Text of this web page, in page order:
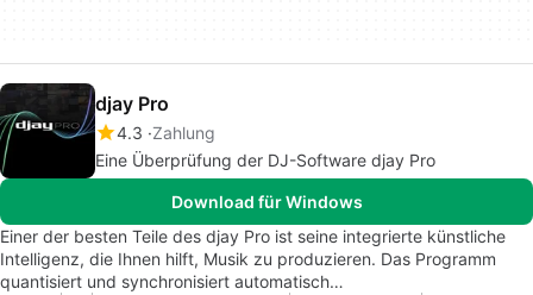
djay Pro
4.3 Zahlung
Eine Überprüfung der DJ-Software djay Pro
Download für Windows
Einer der besten Teile des djay Pro ist seine integrierte künstliche
Intelligenz, die Ihnen hilft, Musik zu produzieren. Das Programm
quantisiert und synchronisiert automatisch…